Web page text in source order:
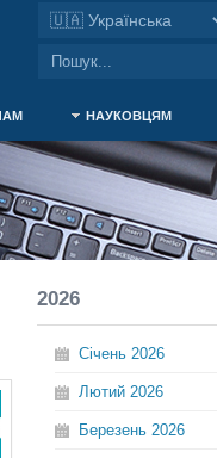
НАУКОВЦЯМ
2026
Січень 2026
Лютий 2026
Березень 2026